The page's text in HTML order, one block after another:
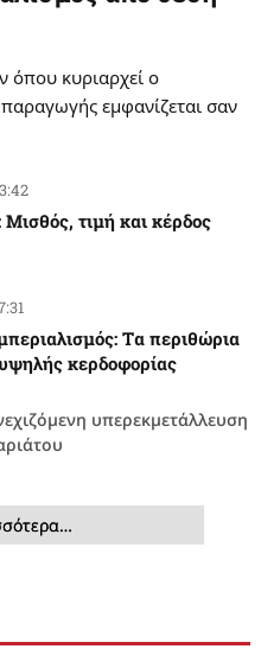
όπου κυριαρχεί ο
εμφανίζεται σαν
τιμή και κέρδος
Tα περιθώρια
κερδοφορίας
υπερεκμετάλλευση